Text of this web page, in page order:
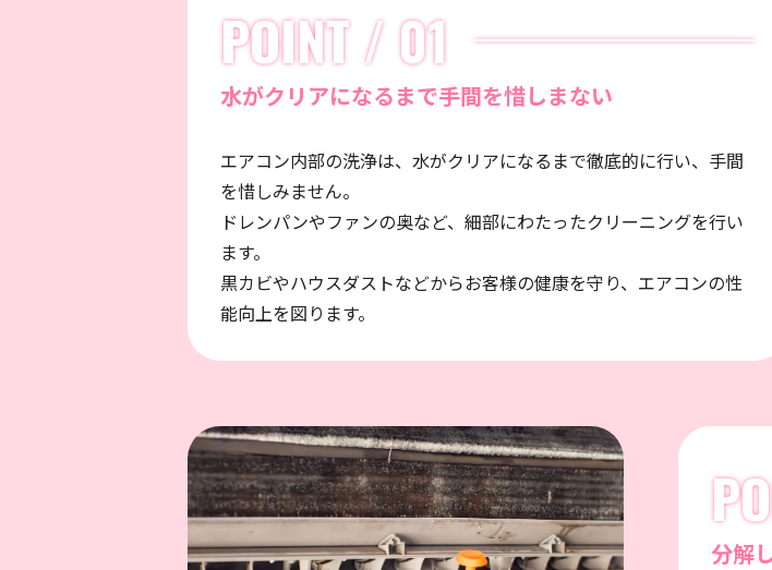
POINT / 01
水がクリアになるまで手間を惜しまない
エアコン内部の洗浄は、水がクリアになるまで徹底的に行い、手間
を惜しみません。
ドレンパンやファンの奥など、細部にわたったクリーニングを行い
ます。
黒カビやハウスダストなどからお客様の健康を守り、エアコンの性
能向上を図ります。
分解